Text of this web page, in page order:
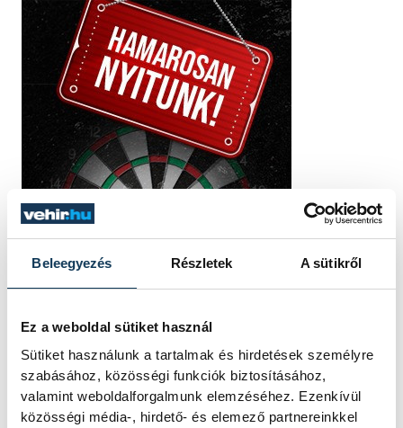
Beleegyezés Részletek A sütikről
Ez a weboldal sütiket használ
Sütiket használunk a tartalmak és hirdetések személyre
szabásához, közösségi funkciók biztosításához,
valamint weboldalforgalmunk elemzéséhez. Ezenkívül
közösségi média-, hirdető- és elemező partnereinkkel